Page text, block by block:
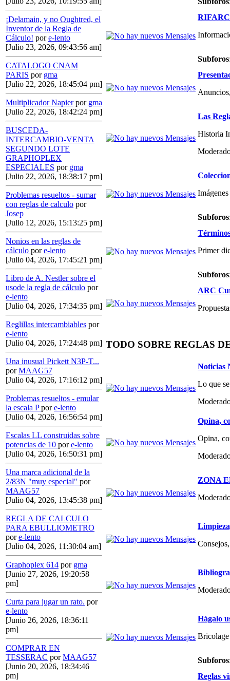
¡Delamain, y no Oughtred, el
Inventor de la Regla de
Cálculo! pore-lento
[Julio 23, 2026, 09:43:56 am]
CATALOGO CNAM
PARIS por gma
[Julio 22, 2026, 18:45:04 pm]
Multiplicador Napier por gma
[Julio 22, 2026, 18:42:24 pm]
BUSCEDA-
INTERCAMBIO-VENTA
SEGUNDO LOTE
GRAPHOPLEX
ESPECIALES por gma
[Julio 22, 2026, 18:38:17 pm]
Problemas resueltos - sumar
con reglas de calculo por
Josep
[Julio 12, 2026, 15:13:25 pm]
Nonios en las reglas de
cálculo pore-lento
[Julio 04, 2026, 17:45:21 pm]
Libro de A. Nestler sobre el
usode la regla de cálculo por
e-lento
[Julio 04, 2026, 17:34:35 pm]
Reglillas intercambiables por
e-lento
[Julio 04, 2026, 17:24:48 pm]
Una inusual Pickett N3P-T...
porMAAG57
[Julio 04, 2026, 17:16:12 pm]
Problemas resueltos - emular
la escala Ppore-lento
[Julio 04, 2026, 16:56:54 pm]
Escalas LL construidas sobre
potencias de 10 pore-lento
[Julio 04, 2026, 16:50:31 pm]
Una marca adicional de la
2/83N "muy especial" por
MAAG57
[Julio 04, 2026, 13:45:38 pm]
REGLA DE CALCULO
PARA EBULLIOMETRO
pore-lento
[Julio 04, 2026, 11:30:04 am]
Graphoplex 614 por gma
[Junio 27, 2026, 19:20:58
pm]
Curta para jugar un rato. por
e-lento
[Junio 26, 2026, 18:36:11
pm]
COMPRAR EN
TESSERAC porMAAG57
[Junio 20, 2026, 18:34:46
pm]
Subforos
Las
Historia
Subforos
Primer
Subforos
ARC
TODO SOBRE REGLAS
Noticias
Lo que
Opina,
Opina,
ZONA
Hágalo
Subforos
Reglas